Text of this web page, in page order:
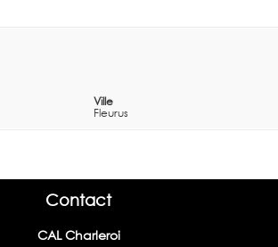
Ville
Fleurus
Contact
CAL Charleroi